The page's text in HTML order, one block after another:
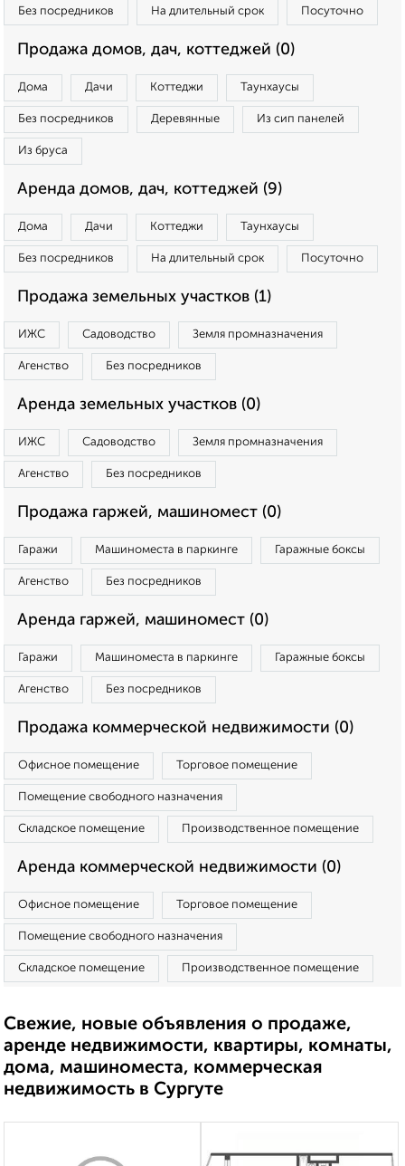
Без посредников На длительный срок Посуточно
Продажа домов, дач, коттеджей (0)
Дома Дачи Коттеджи Таунхаусы
Без посредников Деревянные Из сип панелей
Из бруса
Аренда домов, дач, коттеджей (9)
Дома Дачи Коттеджи Таунхаусы
Без посредников На длительный срок Посуточно
Продажа земельных участков (1)
ИЖС Садоводство Земля промназначения
Агенство Без посредников
Аренда земельных участков (0)
ИЖС Садоводство Земля промназначения
Агенство Без посредников
Продажа гаржей, машиномест (0)
Гаражи Машиноместа в паркинге Гаражные боксы
Агенство Без посредников
Аренда гаржей, машиномест (0)
Гаражи Машиноместа в паркинге Гаражные боксы
Агенство Без посредников
Продажа коммерческой недвижимости (0)
Офисное помещение Торговое помещение
Помещение свободного назначения
Складское помещение Производственное помещение
Аренда коммерческой недвижимости (0)
Офисное помещение Торговое помещение
Помещение свободного назначения
Складское помещение Производственное помещение
Свежие, новые объявления о продаже,
аренде недвижимости, квартиры, комнаты,
дома, машиноместа, коммерческая
недвижимость в Сургуте